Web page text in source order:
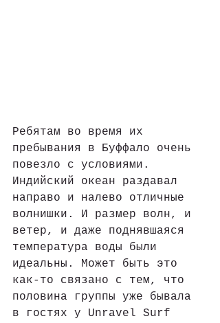
Ребятам во время их
пребывания в Буффало очень
повезло с условиями.
Индийский океан раздавал
направо и налево отличные
волнишки. И размер волн, и
ветер, и даже поднявшаяся
температура воды были
идеальны. Может быть это
как-то связано с тем, что
половина группы уже бывала
в гостях у Unravel Surf